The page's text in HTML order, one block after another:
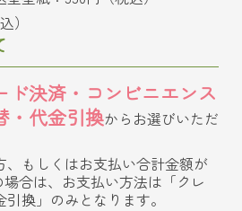
）
ド決済・コンビニエンス
・代金引換からお選びいただ
、もしくはお支払い合計金額が
合は、お支払い方法は「クレ
換」のみとなります。